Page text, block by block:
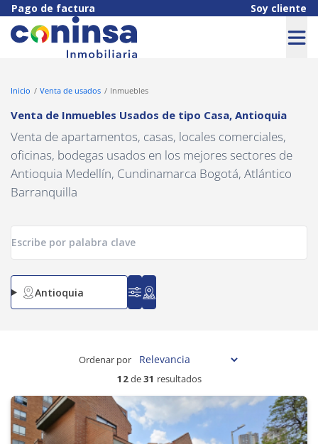
Pago de factura Soy cliente
Inicio Venta de usados Inmuebles
Venta de Inmuebles Usados de tipo Casa, Antioquia
Venta de apartamentos, casas, locales comerciales,
oficinas, bodegas usados en los mejores sectores de
Antioquia Medellín, Cundinamarca Bogotá, Atlántico
Barranquilla
Antioquia
12de31 resultados
Ordenar por
Navigated to Venta de Inmuebles Usados de tipo Casa, Antioquia